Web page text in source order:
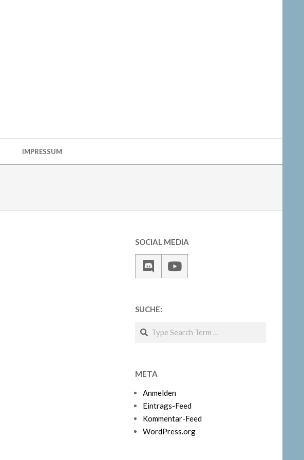
IMPRESSUM
SOCIAL MEDIA
SUCHE:
Search
META
Anmelden
Eintrags-Feed
Kommentar-Feed
WordPress.org